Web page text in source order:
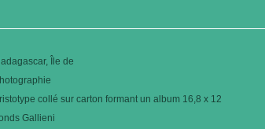
Île de
collé sur carton formant un album 16,8 x 12
Gallieni